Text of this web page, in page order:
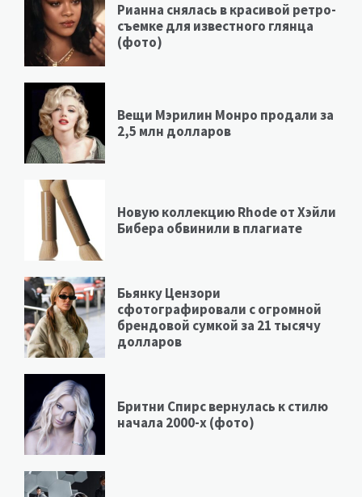
Рианна снялась в красивой ретро-
съемке для известного глянца
(фото)
Вещи Мэрилин Монро продали за
2,5 млн долларов
Новую коллекцию Rhode от Хэйли
Бибера обвинили в плагиате
Бьянку Цензори
сфотографировали с огромной
брендовой сумкой за 21 тысячу
долларов
Бритни Спирс вернулась к стилю
начала 2000-х (фото)